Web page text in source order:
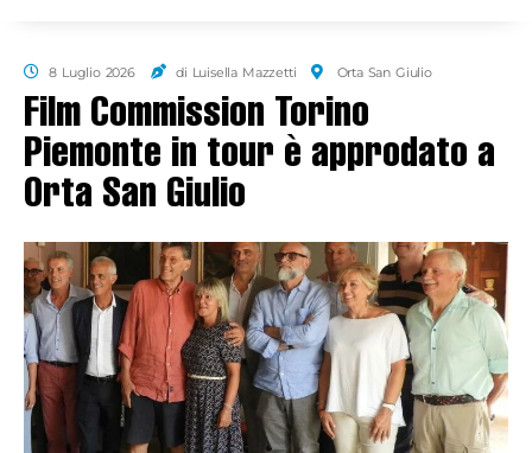
8 Luglio 2026 di Luisella Mazzetti Orta San Giulio
Film Commission Torino
Piemonte in tour è approdato a
Orta San Giulio